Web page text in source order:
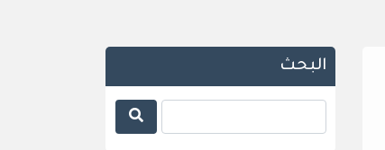
البحث